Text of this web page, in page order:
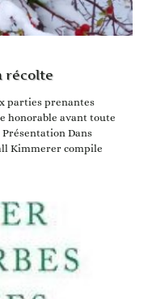
récolte
parties prenantes
honorable avant toute
Dans
Kimmerer compile